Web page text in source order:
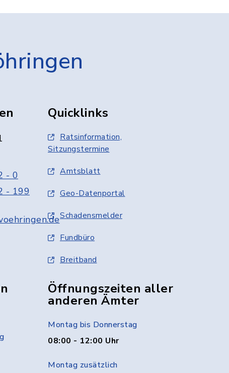
- 0
- 199
Quicklinks
Ratsinformation,
Sitzungstermine
Amtsblatt
Geo-Datenportal
Schadensmelder
Fundbüro
Breitband
Öffnungszeiten aller
anderen Ämter
Montag bis Donnerstag
08:00 - 12:00 Uhr
Montag zusätzlich